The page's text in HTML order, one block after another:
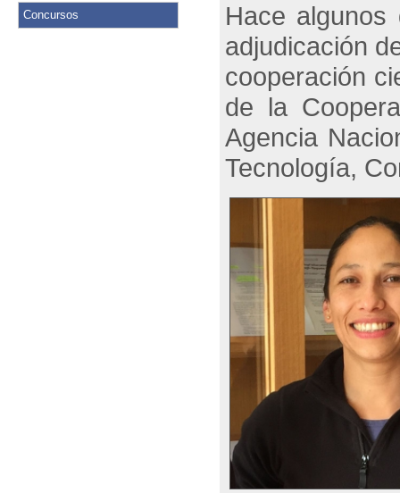
Concursos
Hace
adjudicación
cooperación
de la
Agencia
Tecnología,